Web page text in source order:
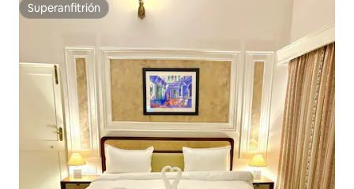
Superanfitrión
Superanfitrión